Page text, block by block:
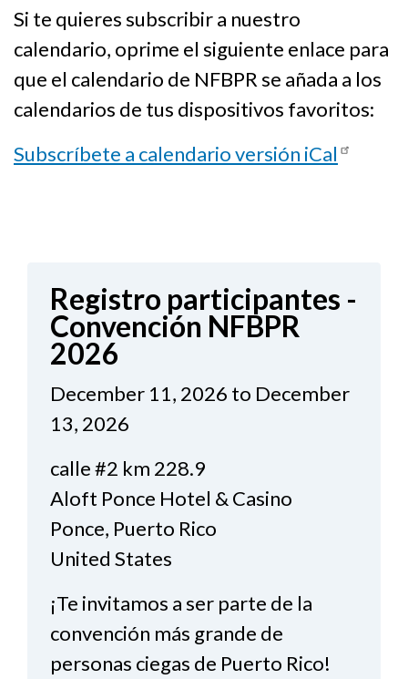
Si te quieres subscribir a nuestro
calendario, oprime el siguiente enlace para
que el calendario de NFBPR se añada a los
calendarios de tus dispositivos favoritos:
Subscríbete a calendario versión iCal
Registro participantes -
Convención NFBPR
2026
December 11, 2026 to December
13, 2026
calle #2 km 228.9
Aloft Ponce Hotel & Casino
Ponce, Puerto Rico
United States
¡Te invitamos a ser parte de la
convención más grande de
personas ciegas de Puerto Rico!